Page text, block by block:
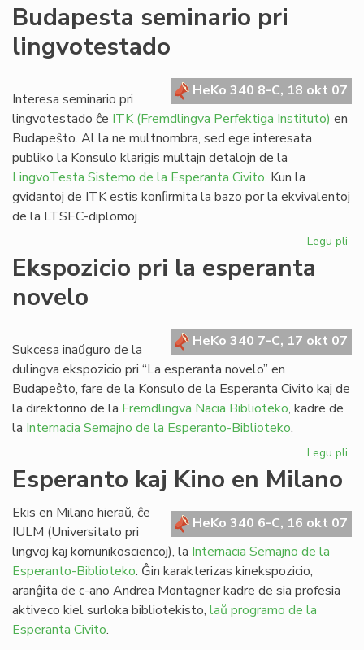
Budapesta seminario pri
lingvotestado
HeKo 340 8-C, 18 okt 07
Interesa seminario pri
lingvotestado ĉe ITK (Fremdlingva Perfektiga Instituto) en
Budapeŝto. Al la ne multnombra, sed ege interesata
publiko la Konsulo klarigis multajn detalojn de la
LingvoTesta Sistemo de la Esperanta Civito. Kun la
gvidantoj de ITK estis konﬁrmita la bazo por la ekvivalentoj
de la LTSEC-diplomoj.
Legu pli
Ekspozicio pri la esperanta
novelo
HeKo 340 7-C, 17 okt 07
Sukcesa inaŭguro de la
dulingva ekspozicio pri “La esperanta novelo” en
Budapeŝto, fare de la Konsulo de la Esperanta Civito kaj de
la direktorino de la Fremdlingva Nacia Biblioteko, kadre de
la Internacia Semajno de la Esperanto-Biblioteko.
Legu pli
Esperanto kaj Kino en Milano
HeKo 340 6-C, 16 okt 07
Ekis en Milano hieraŭ, ĉe
IULM (Universitato pri
lingvoj kaj komunikosciencoj), la Internacia Semajno de la
Esperanto-Biblioteko. Ĝin karakterizas kinekspozicio,
aranĝita de c-ano Andrea Montagner kadre de sia profesia
aktiveco kiel surloka bibliotekisto, laŭ programo de la
Esperanta Civito.